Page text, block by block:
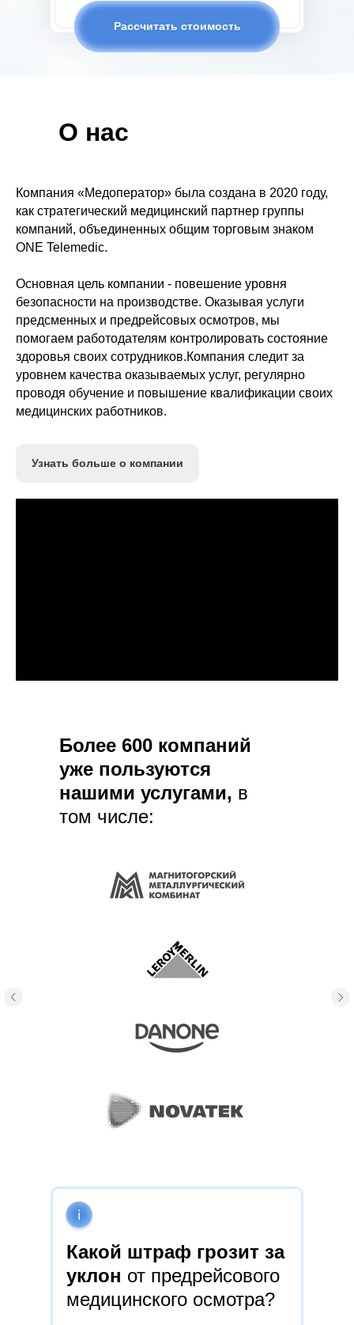
Рассчитать стоимость
О нас
Компания «Медоператор» была создана в 2020 году,
как стратегический медицинский партнер группы
компаний, объединенных общим торговым знаком
ONE Telemedic.
Основная цель компании - повешение уровня
безопасности на производстве. Оказывая услуги
предсменных и предрейсовых осмотров, мы
помогаем работодателям контролировать состояние
здоровья своих сотрудников.Компания следит за
уровнем качества оказываемых услуг, регулярно
проводя обучение и повышение квалификации своих
медицинских работников.
Узнать больше о компании
Более 600 компаний
уже пользуются
нашими услугами, в
том числе:
Какой штраф грозит за
уклон от предрейсового
медицинского осмотра?